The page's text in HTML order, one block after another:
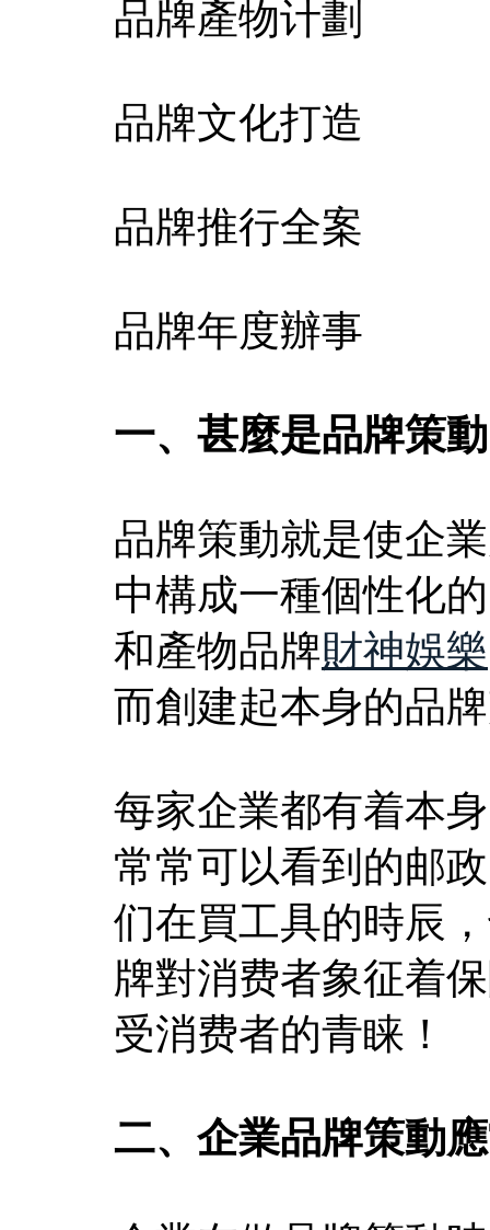
品牌產物计劃
品牌文化打造
品牌推行全案
品牌年度辦事
一、甚麼是品牌策
品牌策動就是使企
中構成一種個性化
和產物品牌財神娛樂
而創建起本身的品
每家企業都有着本
常常可以看到的邮
们在買工具的時辰
牌對消费者象征着
受消费者的青睐！
二、企業品牌策動